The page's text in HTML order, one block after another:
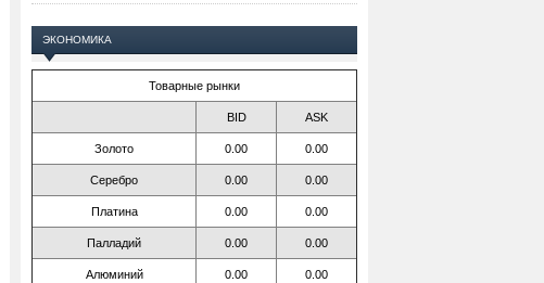
ЭКОНОМИКА
Товарные рынки
BID ASK
Золото 0.00 0.00
Серебро 0.00 0.00
Платина 0.00 0.00
Палладий 0.00 0.00
Алюминий 0.00 0.00